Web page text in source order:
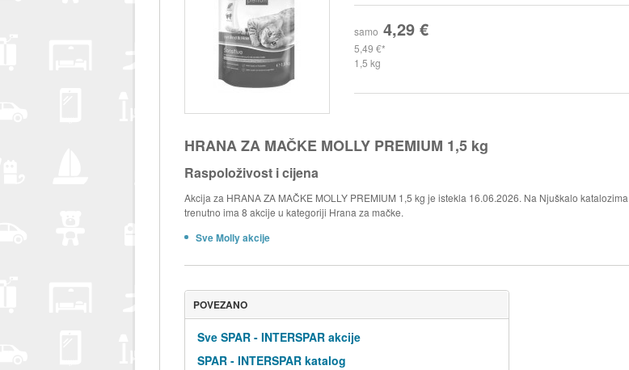
samo 4,29 €
5,49 €
1,5 kg
HRANA ZA MAČKE MOLLY PREMIUM 1,5 kg
Raspoloživost i cijena
Akcija za HRANA ZA MAČKE MOLLY PREMIUM 1,5 kg je istekla 16.06.2026. Na Njuškalo katalozima
trenutno ima 8 akcije u kategoriji Hrana za mačke.
Sve Molly akcije
POVEZANO
Sve SPAR - INTERSPAR akcije
SPAR - INTERSPAR katalog